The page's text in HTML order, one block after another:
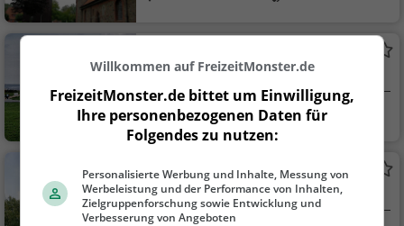
Strand in Cuxhaven
Cuxhaven
Familie & Kinder,
Natur
St. Jacobi
Kathedrale / Dom in Cuxhaven
Willkommen auf FreizeitMonster.de
FreizeitMonster.de bittet um Einwilligung,
Ihre personenbezogenen Daten für
Folgendes zu nutzen:
Personalisierte Werbung und Inhalte, Messung von
Werbeleistung und der Performance von Inhalten,
Zielgruppenforschung sowie Entwicklung und
Verbesserung von Angeboten